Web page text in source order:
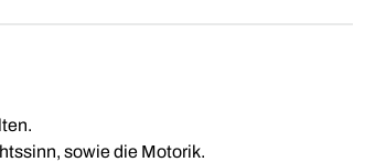
sowie die Motorik.